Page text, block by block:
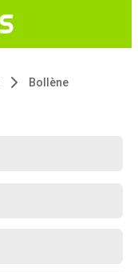
Bollène